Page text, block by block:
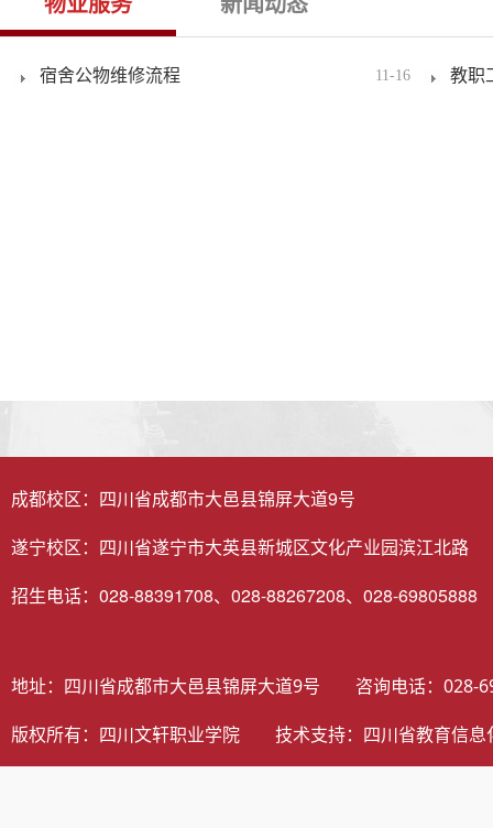
宿舍公物维修流程 11-16 教职
成都校区：四川省成都市大邑县锦屏大道9号
遂宁校区：四川省遂宁市大英县新城区文化产业园滨江北路
招生电话：028-88391708、028-88267208、028-69805888
地址：四川省成都市大邑县锦屏大道9号 咨询电话：
版权所有：四川文轩职业学院 技术支持： 四川省教育信